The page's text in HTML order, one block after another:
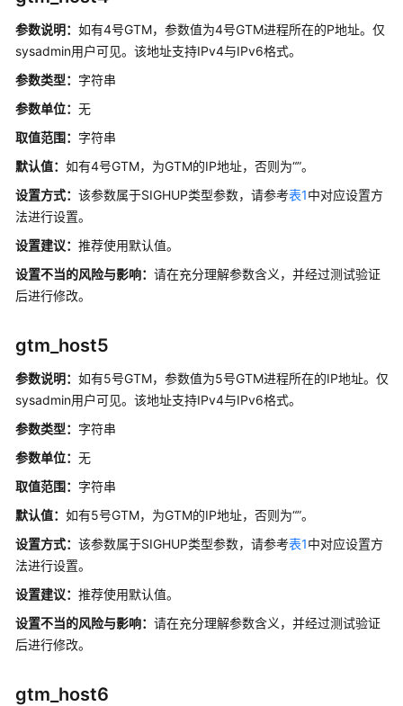
明
基
概
念
FAQ
开
指
南
（集
_V2.0-
8.x）
发
指
（分
布
_V2.0-
3.x）
开
指
（集
参数说明： 如有4号GTM，参数值为4号GTM进程所在的P地址。仅
sysadmin用户可见。 该地址支持IPv4与IPv6格式。
参数类型： 字符串
参数单位： 无
取值范围： 字符串
默认值： 如有4号GTM，为GTM的IP地址，否则为“”。
设置方式： 该参数属于SIGHUP类型参数，请参考表1中对应设置方
法进行设置。
设置建议： 推荐使用默认值。
设置不当的风险与影响： 请在充分理解参数含义，并经过测试验证
后进行修改。
gtm_host5
参数说明： 如有5号GTM，参数值为5号GTM进程所在的IP地址。仅
sysadmin用户可见。 该地址支持IPv4与IPv6格式。
参数类型： 字符串
参数单位： 无
取值范围： 字符串
默认值： 如有5号GTM，为GTM的IP地址，否则为“”。
设置方式： 该参数属于SIGHUP类型参数，请参考表1中对应设置方
法进行设置。
设置建议： 推荐使用默认值。
设置不当的风险与影响： 请在充分理解参数含义，并经过测试验证
后进行修改。
gtm_host6